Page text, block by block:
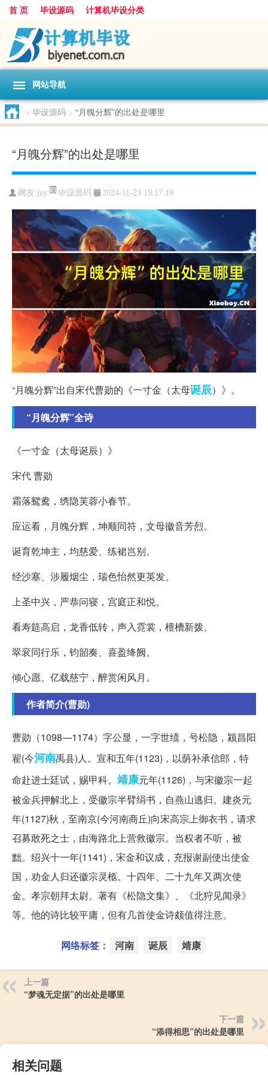
首 页 毕设源码 计算机毕设分类
网站导航
> 毕设源码 > “月魄分辉”的出处是哪里
“月魄分辉”的出处是哪里
网友:jzy 毕设源码 2024-11-23 19:17:19
“月魄分辉”出自宋代曹勋的《一寸金（太母诞辰）》。
“月魄分辉”全诗
《一寸金（太母诞辰）》
宋代 曹勋
霜落鸳鸯，绣隐芙蓉小春节。
应运看，月魄分辉，坤顺同符，文母徽音芳烈。
诞育乾坤主，均慈爱、练裙岂别。
经沙塞、涉履烟尘，瑞色怡然更英发。
上圣中兴，严恭问寝，宫庭正和悦。
看寿筵高启，龙香低转，声入霓裳，檀槽新拨。
翠衮同行乐，钧韶奏、喜盈绛阙。
倾心愿、亿载慈宁，醉赏闲风月。
作者简介(曹勋)
曹勋（1098—1174）字公显，一字世绩，号松隐，颍昌阳
翟(今河南禹县)人。宣和五年(1123)，以荫补承信郎，特
命赴进士廷试，赐甲科。 靖康元年(1126)，与宋徽宗一起
被金兵押解北上，受徽宗半臂绢书，自燕山逃归。建炎元
年(1127)秋，至南京(今河南商丘)向宋高宗上御衣书，请求
召募敢死之士，由海路北上营救徽宗。当权者不听，被
黜。绍兴十一年(1141)，宋金和议成，充报谢副使出使金
国，劝金人归还徽宗灵柩。十四年、二十九年又两次使
金。孝宗朝拜太尉。著有《松隐文集》、《北狩见闻录》
等。他的诗比较平庸，但有几首使金诗颇值得注意。
网络标签： 河南 诞辰 靖康
上一篇
“梦魂无定据”的出处是哪里
下一篇
“添得相思”的出处是哪里
相关问题